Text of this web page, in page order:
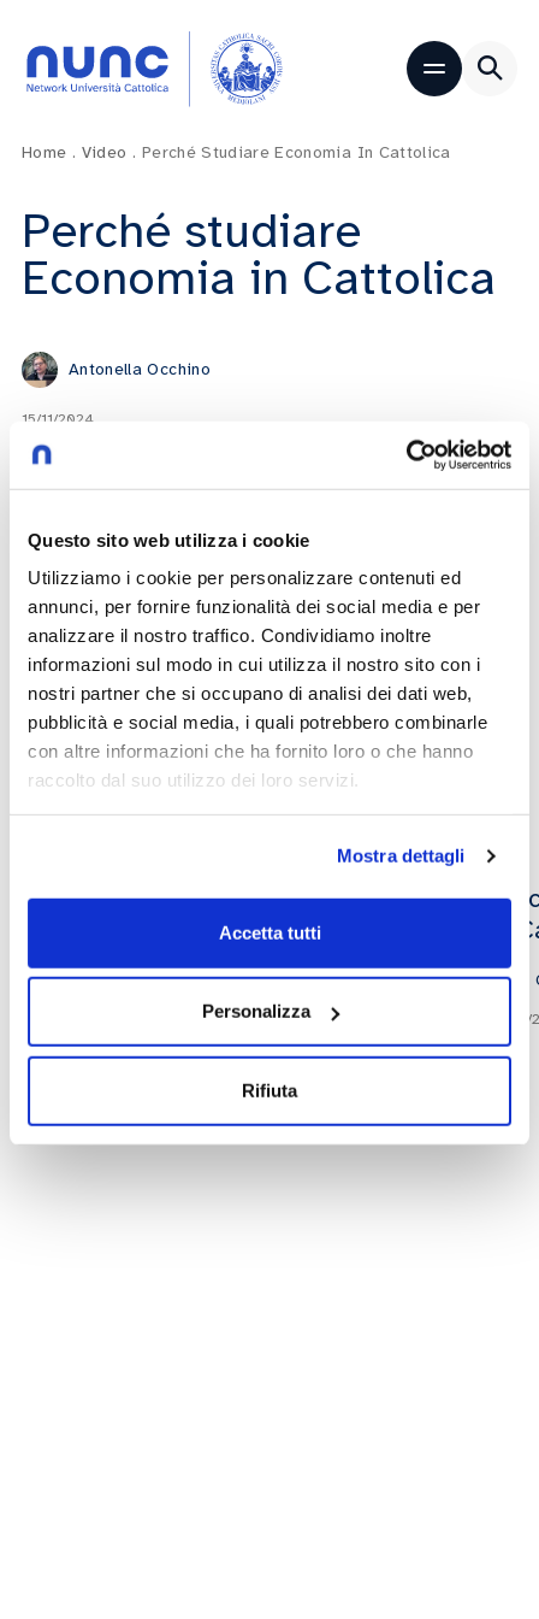
Questo sito web utilizza i cookie
Utilizziamo i cookie per personalizzare contenuti ed
annunci, per fornire funzionalità dei social media e per
analizzare il nostro traffico. Condividiamo inoltre
informazioni sul modo in cui utilizza il nostro sito con i
nostri partner che si occupano di analisi dei dati web,
pubblicità e social media, i quali potrebbero combinarle
con altre informazioni che ha fornito loro o che hanno
raccolto dal suo utilizzo dei loro servizi.
Mostra dettagli
Accetta tutti
Personalizza
Rifiuta
Home . Video . Perché Studiare Economia In Cattolica
Perché studiare
Economia in Cattolica
Antonella Occhino
15/11/2024
Perché studiare in Cattolica
Altri video che potrebbero
interessarti
Tourism management, sostenibilità e
valorizzazione del territorio
Roberta Sebastiani Guido Milanese
in
13/